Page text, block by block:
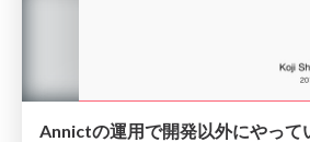
Annictの運用で開発以外にやって